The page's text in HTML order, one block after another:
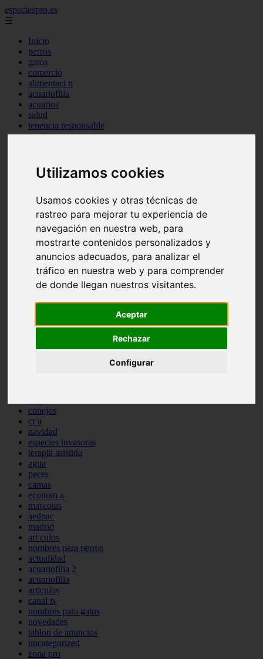
Utilizamos cookies
Usamos cookies y otras técnicas de
rastreo para mejorar tu experiencia de
navegación en nuestra web, para
mostrarte contenidos personalizados y
anuncios adecuados, para analizar el
tráfico en nuestra web y para comprender
de donde llegan nuestros visitantes.
Aceptar
Rechazar
Configurar
especiespro.es
☰
Inicio
perros
gatos
comercio
alimentaci n
acuariofilia
acuarios
salud
tenencia responsable
ventas
marketing
bienestar
verano
legislaci n
peluquer a
accesorios
peluquer a canina
complementos
consejos
comportamiento
protagonistas
abandono
ferias
snacks
conejos
cr a
navidad
especies invasoras
terapia asistida
agua
peces
camas
econom a
mascotas
aedpac
madrid
art culos
nombres para perros
actualidad
acuariofilia 2
acuariofilia
articulos
canal tv
nombres para gatos
novedades
tablon de anuncios
uncategorized
zona pro